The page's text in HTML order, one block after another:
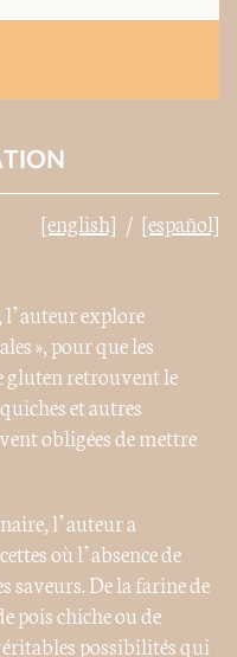
[english] [español]
l’auteur explore
», pour que les
gluten retrouvent le
et autres
obligées de mettre
l’auteur a
où l’absence de
saveurs. De la farine de
pois chiche ou de
possibilités qui